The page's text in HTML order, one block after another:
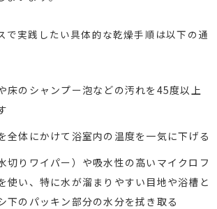
で実践したい具体的な乾燥手順は以下の通
床のシャンプー泡などの汚れを45度以上
全体にかけて浴室内の温度を一気に下げる
切りワイパー）や吸水性の高いマイクロフ
使い、特に水が溜まりやすい目地や浴槽と
下のパッキン部分の水分を拭き取る